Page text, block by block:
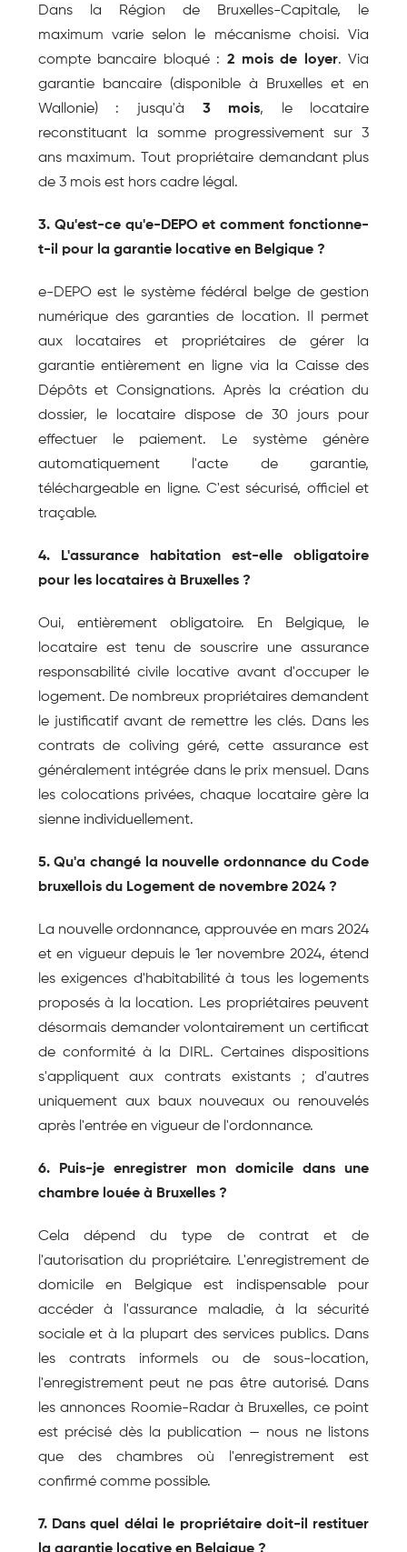
Dans la Région de Bruxelles-Capitale, le
maximum varie selon le mécanisme choisi. Via
compte bancaire bloqué : 2 mois de loyer. Via
garantie bancaire (disponible à Bruxelles et en
Wallonie) : jusqu'à 3 mois, le locataire
reconstituant la somme progressivement sur 3
ans maximum. Tout propriétaire demandant plus
de 3 mois est hors cadre légal.
3. Qu'est-ce qu'e-DEPO et comment fonctionne-
t-il pour la garantie locative en Belgique ?
e-DEPO est le système fédéral belge de gestion
numérique des garanties de location. Il permet
aux locataires et propriétaires de gérer la
garantie entièrement en ligne via la Caisse des
Dépôts et Consignations. Après la création du
dossier, le locataire dispose de 30 jours pour
effectuer le paiement. Le système génère
automatiquement l'acte de garantie,
téléchargeable en ligne. C'est sécurisé, officiel et
traçable.
4. L'assurance habitation est-elle obligatoire
pour les locataires à Bruxelles ?
Oui, entièrement obligatoire. En Belgique, le
locataire est tenu de souscrire une assurance
responsabilité civile locative avant d'occuper le
logement. De nombreux propriétaires demandent
le justificatif avant de remettre les clés. Dans les
contrats de coliving géré, cette assurance est
généralement intégrée dans le prix mensuel. Dans
les colocations privées, chaque locataire gère la
sienne individuellement.
5. Qu'a changé la nouvelle ordonnance du Code
bruxellois du Logement de novembre 2024 ?
La nouvelle ordonnance, approuvée en mars 2024
et en vigueur depuis le 1er novembre 2024, étend
les exigences d'habitabilité à tous les logements
proposés à la location. Les propriétaires peuvent
désormais demander volontairement un certificat
de conformité à la DIRL. Certaines dispositions
s'appliquent aux contrats existants ; d'autres
uniquement aux baux nouveaux ou renouvelés
après l'entrée en vigueur de l'ordonnance.
6. Puis-je enregistrer mon domicile dans une
chambre louée à Bruxelles ?
Cela dépend du type de contrat et de
l'autorisation du propriétaire. L'enregistrement de
domicile en Belgique est indispensable pour
accéder à l'assurance maladie, à la sécurité
sociale et à la plupart des services publics. Dans
les contrats informels ou de sous-location,
l'enregistrement peut ne pas être autorisé. Dans
les annonces Roomie-Radar à Bruxelles, ce point
est précisé dès la publication — nous ne listons
que des chambres où l'enregistrement est
confirmé comme possible.
7. Dans quel délai le propriétaire doit-il restituer